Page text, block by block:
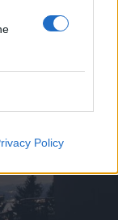
Policy